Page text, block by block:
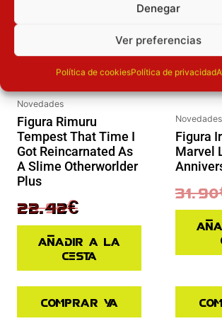
Denegar
Ver preferencias
Política de cookiesPolítica de privacidad
Novedades
Figura Rimuru
Tempest That Time I
Got Reincarnated As
A Slime Otherworlder
Plus
29.90€
22.42€
Añadir a la
cesta
Comprar ya
Novedades
Figura
Marvel
31.90